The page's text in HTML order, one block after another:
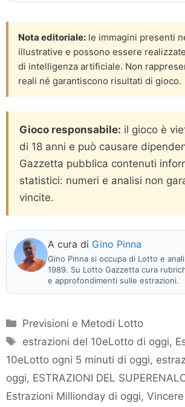
Nota editoriale: le immagini presenti
illustrative e possono essere
di intelligenza artificiale. Non
reali né garantiscono risultati di gioco.
Gioco responsabile: il gioco è
di 18 anni e può causare
Gazzetta pubblica contenuti
statistici: numeri e analisi non
vincite.
A cura di Gino Pinna
Gino Pinna si occupa di Lotto e
1989. Su Lotto Gazzetta cura
e approfondimenti sulle estrazioni.
Categorie
Previsioni e Metodi Lotto
Tag
estrazioni del 10eLotto di oggi,
10eLotto ogni 5 minuti di oggi,
oggi, ESTRAZIONI DEL
Estrazioni Millionday di oggi,